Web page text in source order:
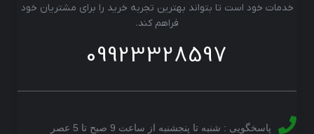
خدمات خود است تا بتواند بهترین تجربه خرید را برای مشتریان خود
فراهم کند.
09923328597
پاسخگویی : شنبه تا پنجشنبه از ساعت 9 صبح تا 5 عصر